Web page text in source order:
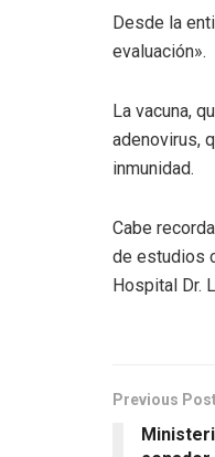
Desde la
evaluación».
La vacuna,
adenovirus,
inmunidad.
Cabe
de estudios
Hospital Dr.
Previous Post